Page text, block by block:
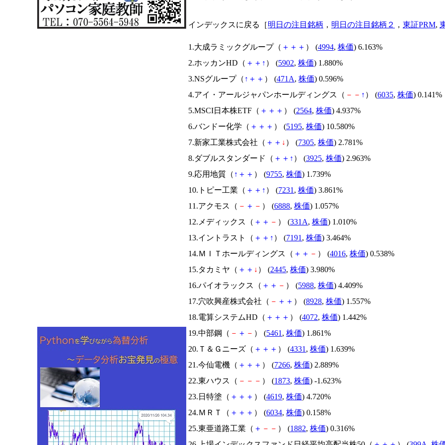
インデックスに戻る［明日の注目銘柄 ， 明日の注目銘柄２ ， 東証PRM,
1.大成ラミックグループ（ ＋ ＋ ＋ ） (4994, 株価) 6.163%
2.ホッカンHD（ ＋ ＋ ↑ ） (5902, 株価) 1.880%
3.NSグループ（ ↑ ＋ ＋ ） (471A, 株価) 0.596%
4.アイ・アールジャパンホールディングス（ － － ↑ ） (6035, 株価) 0.141%
5.MSCI日本株ETF（ ＋ ＋ ＋ ） (2564, 株価) 4.937%
6.バンドー化学（ ＋ ＋ ＋ ） (5195, 株価) 10.580%
7.新家工業株式会社（ ＋ ＋ ↓ ） (7305, 株価) 2.781%
8.ダブルスタンダード（ ＋ ＋ ↑ ） (3925, 株価) 2.963%
9.応用地質（ ↑ ＋ ＋ ） (9755, 株価) 1.739%
10.トピー工業（ ＋ ＋ ↑ ） (7231 , 株価) 3.861%
11.アクモス（ － ＋ － ） (6888, 株価) 1.057%
12.メディックス（ ＋ ＋ － ） (331A, 株価) 1.010%
13.イントラスト（ ＋ ＋ ↑ ） (7191 , 株価) 3.464%
14.ＭＩＴホールディングス（ ＋ ＋ － ） (4016, 株価) 0.538%
15.タカミヤ（ ＋ ＋ ↓ ） (2445, 株価) 3.980%
16.パイオラックス（ ＋ ＋ － ） (5988, 株価) 4.409%
17.穴吹興産株式会社（ － ＋ ＋ ） (8928, 株価) 1.557%
18.電算システムHD（ ＋ ＋ ＋ ） (4072, 株価) 1.442%
19.中部鋼（ － ＋ － ） (5461 , 株価) 1.861%
20.Ｔ＆Ｇニーズ（ ＋ ＋ ＋ ） (4331 , 株価) 1.639%
21.今仙電機（ ＋ ＋ ＋ ） (7266, 株価) 2.889%
22.東ハウス（ － － － ） (1873, 株価) -1.623%
23.日特塗（ ＋ ＋ ＋ ） (4619, 株価) 4.720%
24.ＭＲＴ（ ＋ ＋ ＋ ） (6034, 株価) 0.158%
25.東亜道路工業（ ＋ － － ） (1882, 株価) 0.316%